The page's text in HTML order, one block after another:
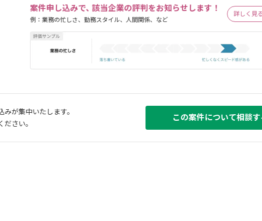
案件申し込みで､ 該当企業の評判をお知らせします！
例：業務の忙しさ、勤務スタイル、人間関係、など
詳しく見
みが集中いたします。
ださい。
この案件について相談